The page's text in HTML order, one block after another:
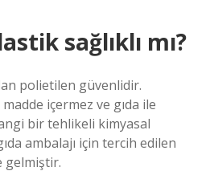
sağlıklı mı?
polietilen güvenlidir.
içermez ve gıda ile
bir tehlikeli kimyasal
ambalajı için tercih edilen
gelmiştir.